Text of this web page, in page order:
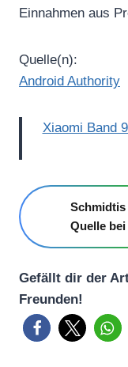
Einnahmen aus
Quelle(n):
Android Authority
Xiaomi Band
Quelle
Gefällt dir der
Freunden!